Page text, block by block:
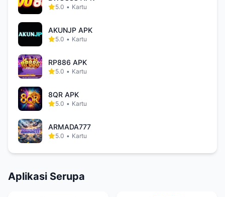
5.0 • Kartu
AKUNJP APK
5.0 • Kartu
RP886 APK
5.0 • Kartu
8QR APK
5.0 • Kartu
ARMADA777
5.0 • Kartu
Aplikasi Serupa